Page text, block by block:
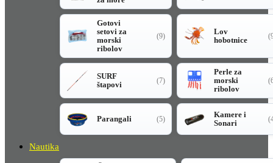
Gotovi
setovi za
morski
ribolov
(9)
Lov
hobotnice
SURF
štapovi
(7)
Perle za
morski
ribolov
Parangali (5)
Kamere i
Sonari
Nautika